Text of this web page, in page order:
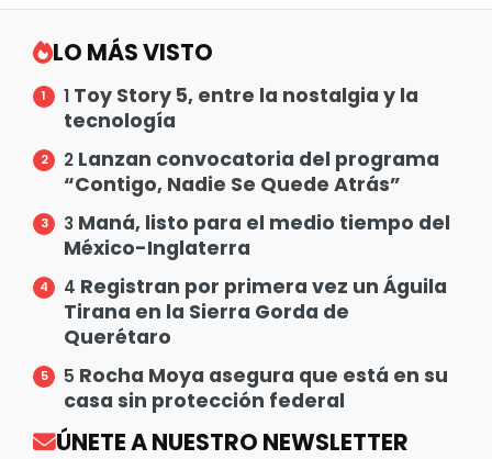
LO MÁS VISTO
1 Toy Story 5, entre la nostalgia y la
tecnología
2 Lanzan convocatoria del programa
“Contigo, Nadie Se Quede Atrás”
3 Maná, listo para el medio tiempo del
México-Inglaterra
4 Registran por primera vez un Águila
Tirana en la Sierra Gorda de
Querétaro
5 Rocha Moya asegura que está en su
casa sin protección federal
ÚNETE A NUESTRO NEWSLETTER